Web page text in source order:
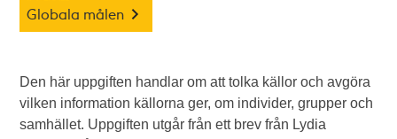
Globala målen
Den här uppgiften handlar om att tolka källor och avgöra
vilken information källorna ger, om individer, grupper och
samhället. Uppgiften utgår från ett brev från Lydia